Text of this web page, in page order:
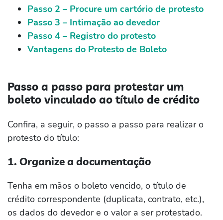
Passo 2 – Procure um cartório de protesto
Passo 3 – Intimação ao devedor
Passo 4 – Registro do protesto
Vantagens do Protesto de Boleto
Passo a passo para protestar um
boleto vinculado ao título de crédito
Confira, a seguir, o passo a passo para realizar o
protesto do título:
1. Organize a documentação
Tenha em mãos o boleto vencido, o título de
crédito correspondente (duplicata, contrato, etc.),
os dados do devedor e o valor a ser protestado.